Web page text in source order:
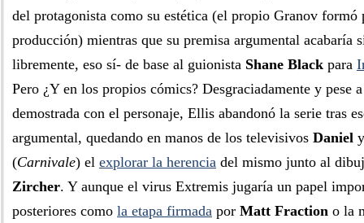
del protagonista como su estética (el propio Granov formó
producción) mientras que su premisa argumental acabaría
libremente, eso sí- de base al guionista Shane Black para
Pero ¿Y en los propios cómics? Desgraciadamente y pese
demostrada con el personaje, Ellis abandonó la serie tras
argumental, quedando en manos de los televisivos Daniel
(Carnivale) el explorar la herencia del mismo junto al
Zircher. Y aunque el virus Extremis jugaría un papel
posteriores como la etapa firmada por Matt Fraction o la